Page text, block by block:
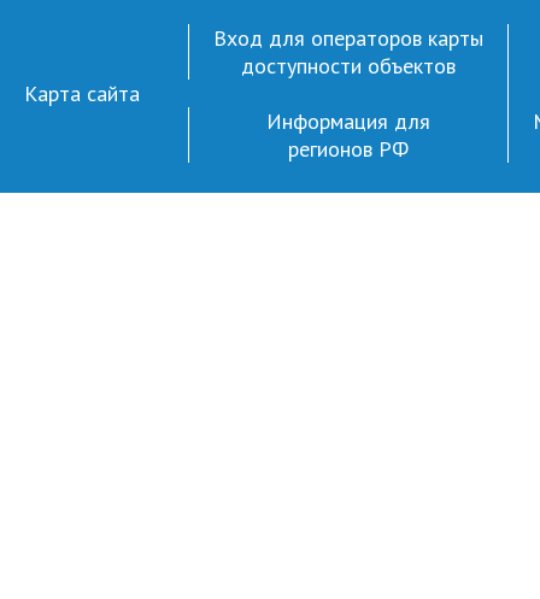
Карта сайта
Вход для операторов карты
доступности объектов
Информация для
регионов РФ